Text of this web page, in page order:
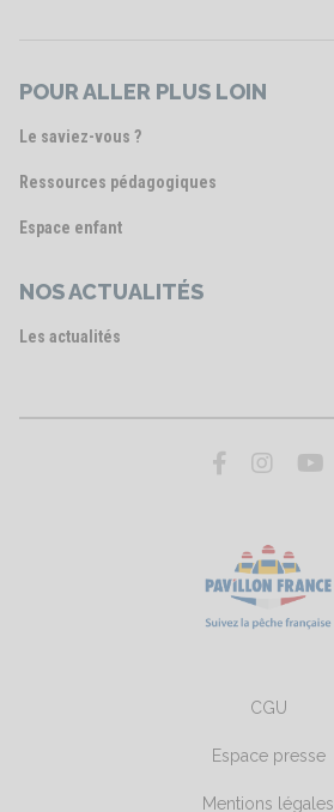
POUR ALLER PLUS LOIN
Le saviez-vous ?
Ressources pédagogiques
Espace enfant
NOS ACTUALITÉS
Les actualités
CGU
Espace presse
Mentions légales